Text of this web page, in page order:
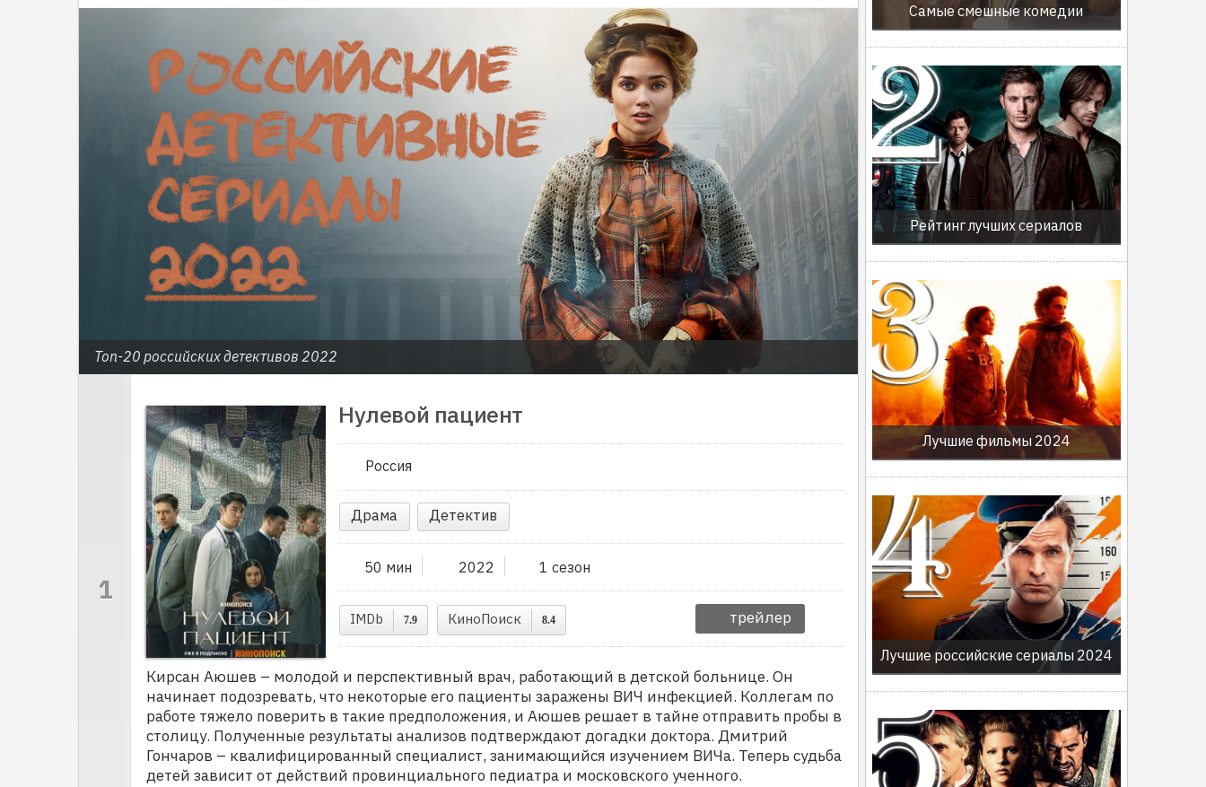
Топ-20 российских детективов 2022
Нулевой пациент
Россия
Драма Детектив
50 мин 2022 1 сезон
IMDb 7.9 КиноПоиск 8.4 трейлер
Кирсан Аюшев – молодой и перспективный врач, работающий в детской больнице. Он
начинает подозревать, что некоторые его пациенты заражены ВИЧ инфекцией. Коллегам по
работе тяжело поверить в такие предположения, и Аюшев решает в тайне отправить пробы в
столицу. Полученные результаты анализов подтверждают догадки доктора. Дмитрий
Гончаров – квалифицированный специалист, занимающийся изучением ВИЧа. Теперь судьба
детей зависит от действий провинциального педиатра и московского ученного.
Самые смешные комедии
Рейтинг лучших сериалов
Лучшие фильмы 2024
Лучшие российские сериалы 2024